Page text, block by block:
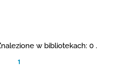
w bibliotekach: 0 .
1